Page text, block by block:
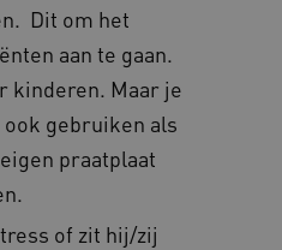
Dit om het
aan te gaan.
kinderen. Maar je
gebruiken als
praatplaat
of zit hij/zij
www.kennispleingehandicaptensector.nl